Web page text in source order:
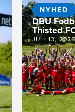
NYHED
DBU
Thisted
JULI 13, 2026